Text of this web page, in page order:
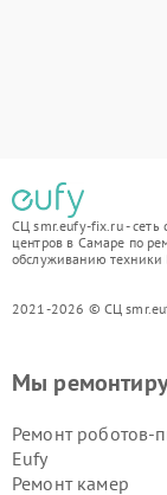
СЦ smr.eufy-fix.ru - сеть
центров в Самаре по
обслуживанию техники
2021-2026 © СЦ
Мы
Ремонт роботов-
Eufy
Ремонт камер